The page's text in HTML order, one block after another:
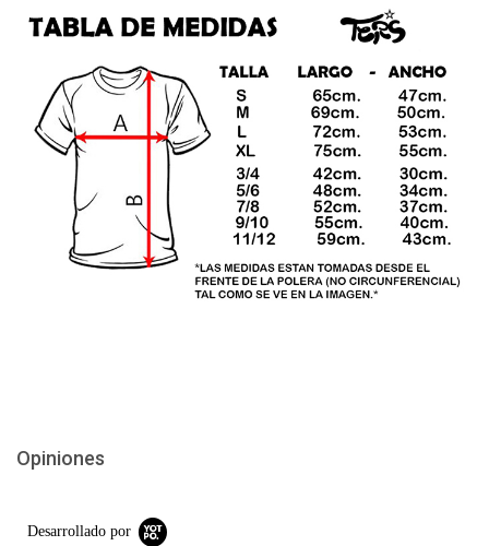
Opiniones
Desarrollado por